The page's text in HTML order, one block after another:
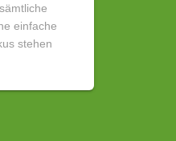
einfache
stehen